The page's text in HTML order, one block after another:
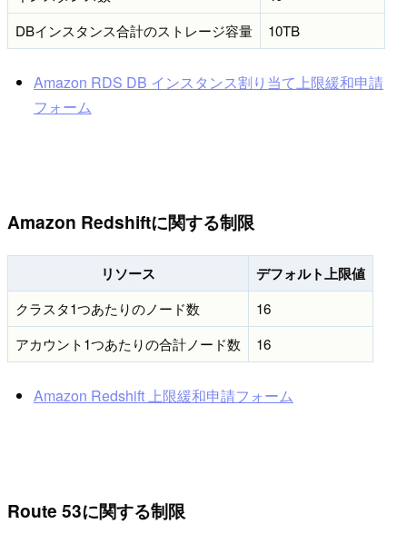
DBインスタンス合計のストレージ容量
10TB
Amazon RDS DB インスタンス割り当て上限緩和申請
フォーム
Amazon Redshiftに関する制限
リソース デフォルト上限値
クラスタ1つあたりのノード数
16
アカウント1つあたりの合計ノード数
16
Amazon Redshift 上限緩和申請フォーム
Route 53に関する制限